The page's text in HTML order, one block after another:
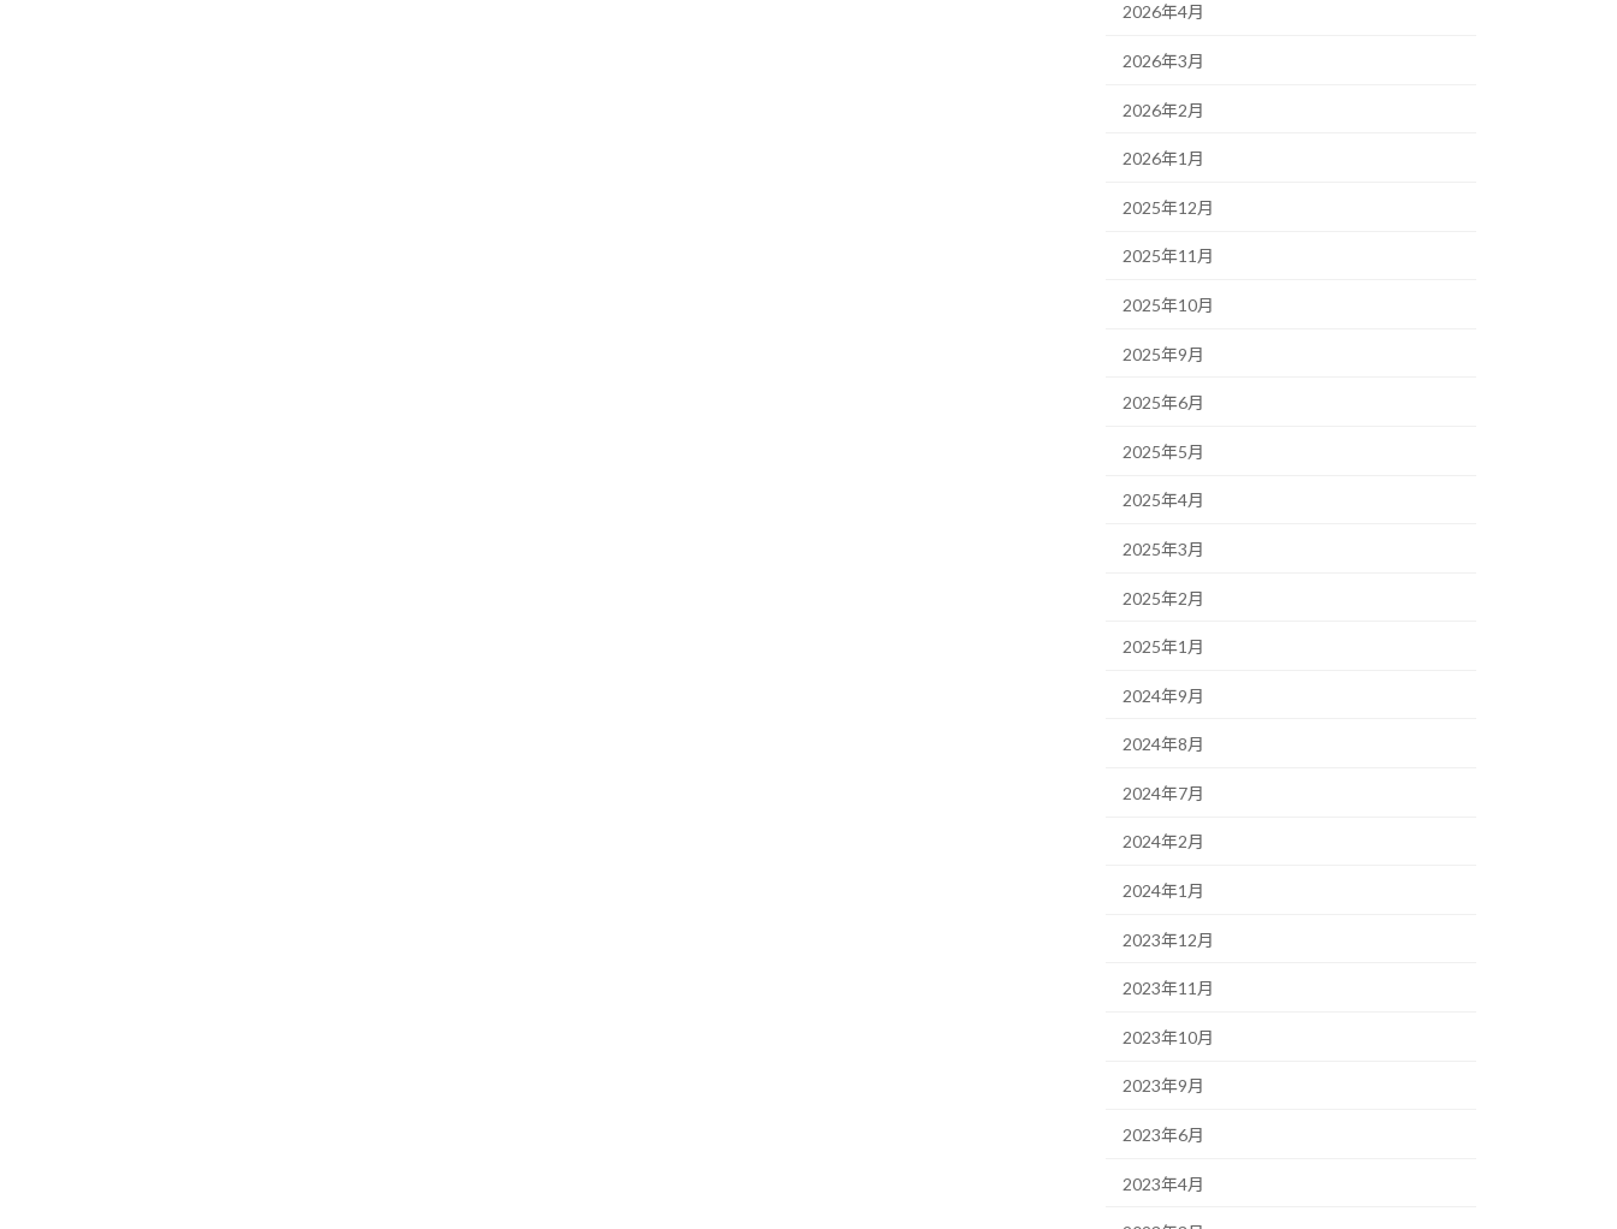
2026年4月
2026年3月
2026年2月
2026年1月
2025年12月
2025年11月
2025年10月
2025年9月
2025年6月
2025年5月
2025年4月
2025年3月
2025年2月
2025年1月
2024年9月
2024年8月
2024年7月
2024年2月
2024年1月
2023年12月
2023年11月
2023年10月
2023年9月
2023年6月
2023年4月